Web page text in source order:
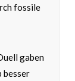
fossile
gaben
besser